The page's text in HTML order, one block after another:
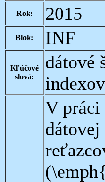
Rok: 2015
Blok: INF
Kľúčové
slová:
dátové
V práci